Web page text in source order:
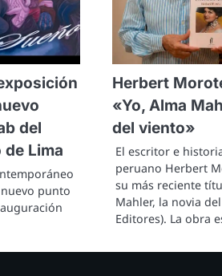
del
Lima
punto
Herbert
«Yo, Alma
del viento»
El escritor e
peruano Herbert
su más reciente
Mahler, la novia
Editores). La obra